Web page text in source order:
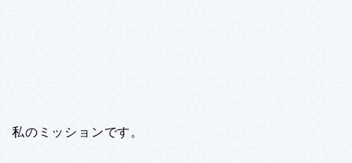
私のミッションです。